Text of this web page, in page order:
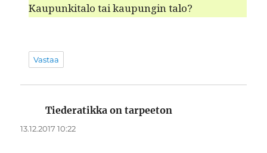
Kaupunki­ta­lo tai kaupun­gin talo?
Vastaa
Tiederatikka on tarpeeton
13.12.2017 10:22